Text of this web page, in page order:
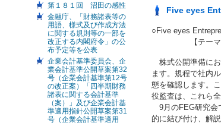
第１８１回 沼田の感性
金融庁、「財務諸表等の
用語、様式及び作成方法
に関する規則等の一部を
改正する内閣府令」の公
布予定等を公表
企業会計基準委員会、企
業会計基準公開草案第32
号（企業会計基準第12号
の改正案）「四半期財務
諸表に関する会計基準
（案）」及び企業会計基
準適用指針公開草案第31
号（企業会計基準適用
Five eyes
○Five eyes
【テーマ】諸
株式公開準備に
ます。規程で社内
態を確認します。
役監査は、これら
9月のFEG研究会
的に結び付け、解